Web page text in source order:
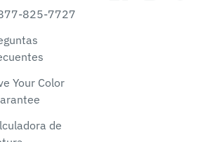
825-7727
Your Color
de